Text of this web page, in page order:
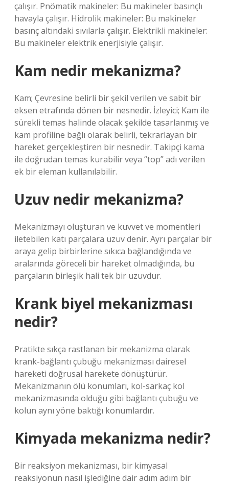
çalışır. Pnömatik makineler: Bu makineler basınçlı
havayla çalışır. Hidrolik makineler: Bu makineler
basınç altındaki sıvılarla çalışır. Elektrikli makineler:
Bu makineler elektrik enerjisiyle çalışır.
Kam nedir mekanizma?
Kam; Çevresine belirli bir şekil verilen ve sabit bir
eksen etrafında dönen bir nesnedir. İzleyici; Kam ile
sürekli temas halinde olacak şekilde tasarlanmış ve
kam profiline bağlı olarak belirli, tekrarlayan bir
hareket gerçekleştiren bir nesnedir. Takipçi kama
ile doğrudan temas kurabilir veya “top” adı verilen
ek bir eleman kullanılabilir.
Uzuv nedir mekanizma?
Mekanizmayı oluşturan ve kuvvet ve momentleri
iletebilen katı parçalara uzuv denir. Ayrı parçalar bir
araya gelip birbirlerine sıkıca bağlandığında ve
aralarında göreceli bir hareket olmadığında, bu
parçaların birleşik hali tek bir uzuvdur.
Krank biyel mekanizması
nedir?
Pratikte sıkça rastlanan bir mekanizma olarak
krank-bağlantı çubuğu mekanizması dairesel
hareketi doğrusal harekete dönüştürür.
Mekanizmanın ölü konumları, kol-sarkaç kol
mekanizmasında olduğu gibi bağlantı çubuğu ve
kolun aynı yöne baktığı konumlardır.
Kimyada mekanizma nedir?
Bir reaksiyon mekanizması, bir kimyasal
reaksiyonun nasıl işlediğine dair adım adım bir